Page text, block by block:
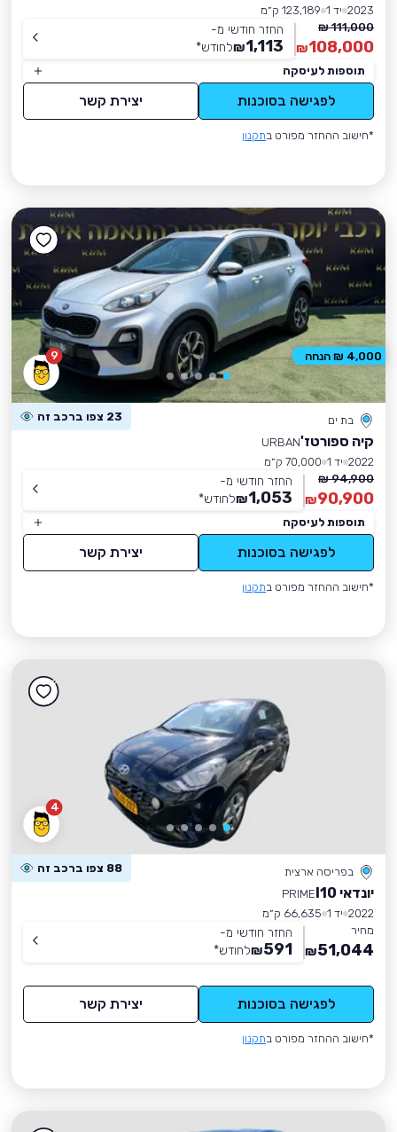
2023 יד 1
123,189 ק״מ
111,000 ₪
108,000
₪
החזר חודשי מ-
1,113
₪לחודש*
תוספות לעיסקה
לפגישה בסוכנות יצירת קשר
*חישוב ההחזר מפורט בתקנון
9
בת ים 23 צפו ברכב זה
קיה ספורטז'URBAN
2022 יד 1
70,000 ק״מ
94,900 ₪
90,900
₪
החזר חודשי מ-
1,053
₪לחודש*
תוספות לעיסקה
לפגישה בסוכנות יצירת קשר
*חישוב ההחזר מפורט בתקנון
4,000 ₪ הנחה
4
בפריסה ארצית 88 צפו ברכב זה
יונדאי I10
PRIME
2022 יד 1
66,635 ק״מ
מחיר
51,044
₪
החזר חודשי מ-
591
₪לחודש*
לפגישה בסוכנות יצירת קשר
*חישוב ההחזר מפורט בתקנון